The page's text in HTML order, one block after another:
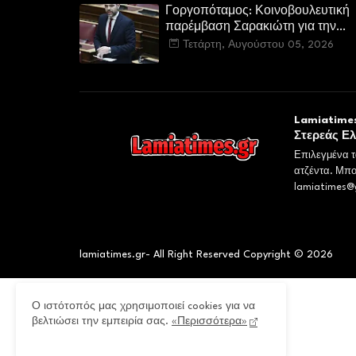
και τις δασικές υπηρεσίες
Γοργοπόταμος: Κοινοβουλευτική
παρέμβαση Σαρακιώτη για την
προστασία του εμβληματικού
Τετάρτη, Αυγούστου 05, 2026
Στερεάς
Επιλεγμένα
ατζέντα.
lamiatimes.gr- All Right Reserved Copyright © 2026
Ο ιστότοπός μας χρησιμοποιεί cookies για να
βελτιώσει την εμπειρία σας. «Περισσότερα»